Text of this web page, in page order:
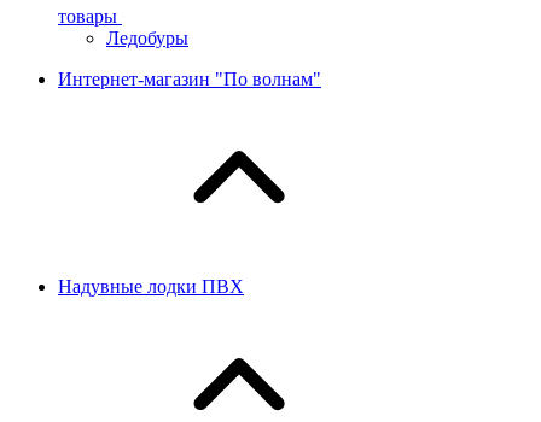
товары
Ледобуры
Интернет-магазин "По волнам"
Надувные лодки ПВХ